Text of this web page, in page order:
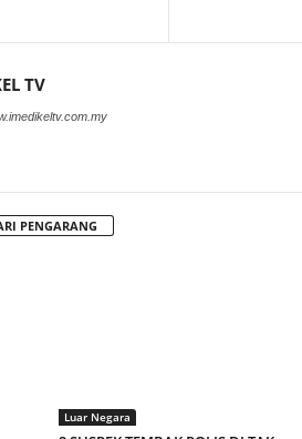
TV
PENGARANG
Luar Negara